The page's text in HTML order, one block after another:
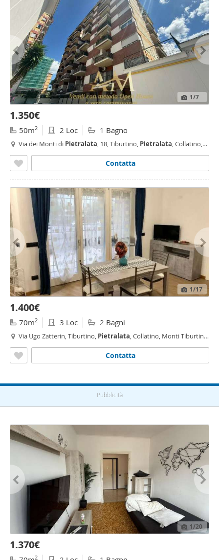
1/7
1.350€
50m2 2 Loc 1 Bagno
Via dei Monti di Pietralata, 18, Tiburtino, Pietralata, Collatino,
Contatta
1/17
1.400€
70m2 3 Loc 2 Bagni
Via Ugo Zatterin, Tiburtino, Pietralata, Collatino, Monti Tiburtini,
Contatta
Pubblicità
1/20
1.370€
2